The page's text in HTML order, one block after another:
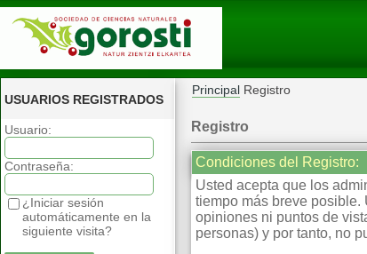
USUARIOS REGISTRADOS
Usuario:
Contraseña:
¿Iniciar sesión
automáticamente en la
siguiente visita?
Principal Registro
Registro
Condiciones del Registro:
Usted acepta que los
tiempo más breve posible.
opiniones ni puntos de
personas) y por tanto, no